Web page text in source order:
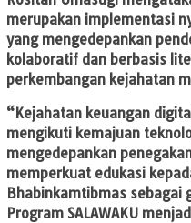
merupakan implementasi
yang mengedepankan
kolaboratif dan berbasis
perkembangan kejahatan
“Kejahatan keuangan
mengikuti kemajuan
mengedepankan
memperkuat edukasi
Bhabinkamtibmas sebagai
Program SALAWAKU